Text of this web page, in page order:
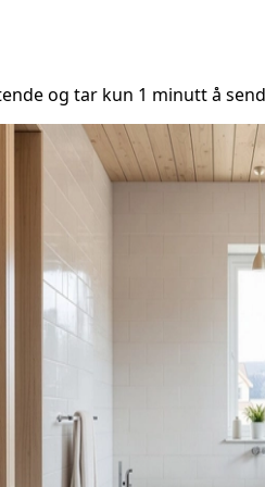
og tar kun 1 minutt å